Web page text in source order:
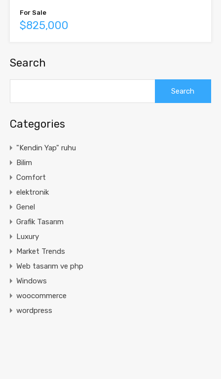
For Sale
$825,000
Search
Categories
"Kendin Yap" ruhu
Bilim
Comfort
elektronik
Genel
Grafik Tasarım
Luxury
Market Trends
Web tasarım ve php
Windows
woocommerce
wordpress